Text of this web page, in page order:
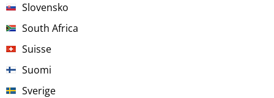
Slovensko
South Africa
Suisse
Suomi
Sverige